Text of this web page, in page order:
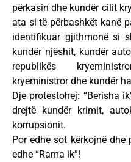
përkasin dhe kundër cilit
ata si të përbashkët kanë
identifikuar gjithmonë si
kundër njëshit, kundër
republikës
kryeministror dhe kundër
Dje protestohej: “Berisha
drejtë kundër krimit,
korrupsionit.
Por edhe sot kërkojnë
edhe “Rama ik”!